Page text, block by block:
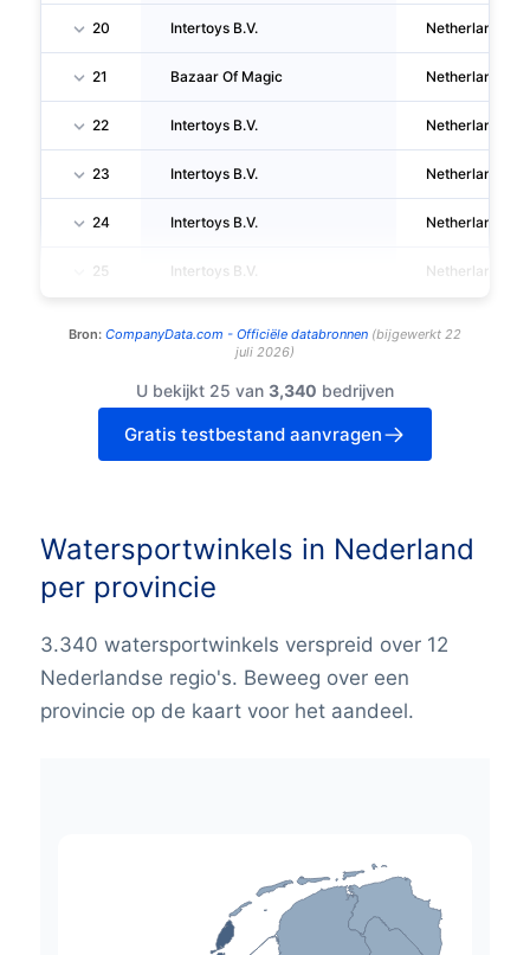
20 Intertoys B.V. Netherlands
21 Bazaar Of Magic Netherlands
22 Intertoys B.V. Netherlands
23 Intertoys B.V. Netherlands
24 Intertoys B.V. Netherlands
25 Intertoys B.V. Netherlands
Bron: CompanyData.com - Officiële databronnen (bijgewerkt 22
juli 2026)
U bekijkt 25 van 3,340 bedrijven
Gratis testbestand aanvragen
Watersportwinkels in Nederland
per provincie
3.340 watersportwinkels verspreid over 12
Nederlandse regio's. Beweeg over een
provincie op de kaart voor het aandeel.